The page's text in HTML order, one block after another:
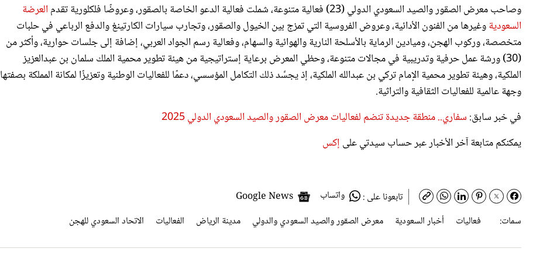
وصاحب معرض الصقور والصيد السعودي الدولي (23) فعالية متنوعة، شملت فعالية الدعو الخاصة بالصقور، وعروضًا فلكلورية تقدم
العرضة
السعوديةوغيرها من الفنون الأدائية، وعروض الفروسية التي تمزج بين الخيول والصقور، وتجارب سيارات الكارتينغ والدفع الرباعي في حلبات
متخصصة، وركوب الهجن، وميادين الرماية بالأسلحة النارية والهوائية والسهام، وفعالية رسم الجواد العربي، إضافة إلى جلسات حوارية، وأكثر من
(30) ورشة عمل حرفية وتدريبية في مجالات متنوعة، وحظي المعرض برعاية إستراتيجية من هيئة تطوير محمية الملك سلمان بن عبدالعزيز
الملكية، وهيئة تطوير محمية الإمام تركي بن عبدالله الملكية، إذ يجسِّد ذلك التكامل المؤسسي، دعمًا للفعاليات الوطنية وتعزيزًا لمكانة المملكة بصفتها
وجهة عالمية للفعاليات الثقافية والتراثية.
في خبر سابق: سفاري.. منطقة جديدة تنضم لفعاليات معرض الصقور والصيد السعودي الدولي 2025
يمكنكم متابعة آخر الأخبار عبر حساب سيدتي على إكس
تابعونا على : واتساب
سمات:
فعاليات أخبار السعودية معرض الصقور والصيد السعودي والدولي مدينة الرياض الفعاليات الاتحاد السعودي للهجن